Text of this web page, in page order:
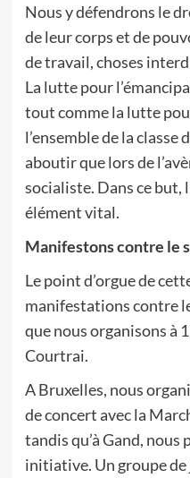
Nous y défendrons le
de leur corps et de
de travail, choses
La lutte pour
tout comme la lutte
l’ensemble de la
aboutir que lors de
socialiste. Dans ce but,
élément vital.
Manifestons contre le
Le point d’orgue de
manifestations contre
que nous organisons à
Courtrai.
A Bruxelles, nous
de concert avec la
tandis qu’à Gand,
initiative. Un groupe de